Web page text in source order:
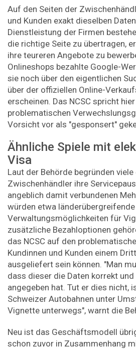
Auf den Seiten der
und Kunden exakt dieselben
Dienstleistung der Firmen
die richtige Seite zu übertragen,
ihre teureren Angebote zu
Onlineshops bezahlte Google-
sie noch über den eigentlichen
über der offiziellen Online-
erscheinen. Das NCSC spricht
problematischen
Vorsicht vor als "gesponsert"
Ähnliche Spiele mit
Visa
Laut der Behörde begründen
Zwischenhändler ihre
angeblich damit verbundenen
würden etwa länderübergreifende
Verwaltungsmöglichkeiten für
zusätzliche Bezahloptionen
das NCSC auf den
Kundinnen und Kunden einem
ausgeliefert sein können. "Man
dass dieser die Daten korrekt
angegeben hat. Tut er dies nicht,
Schweizer Autobahnen unter
Vignette unterwegs", warnt die
Neu ist das Geschäftsmodell
schon zuvor in Zusammenhang